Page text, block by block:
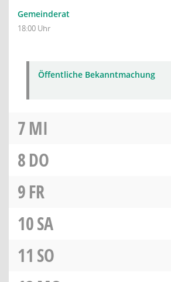
Gemeinderat
18:00 Uhr
Öffentliche Bekanntmachung
7MI
8DO
9FR
10SA
11 SO